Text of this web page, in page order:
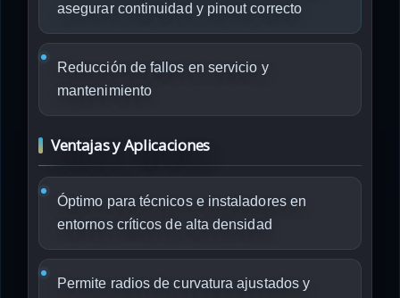
asegurar continuidad y pinout correcto
Reducción de fallos en servicio y
mantenimiento
Ventajas y Aplicaciones
Óptimo para técnicos e instaladores en
entornos críticos de alta densidad
Permite radios de curvatura ajustados y